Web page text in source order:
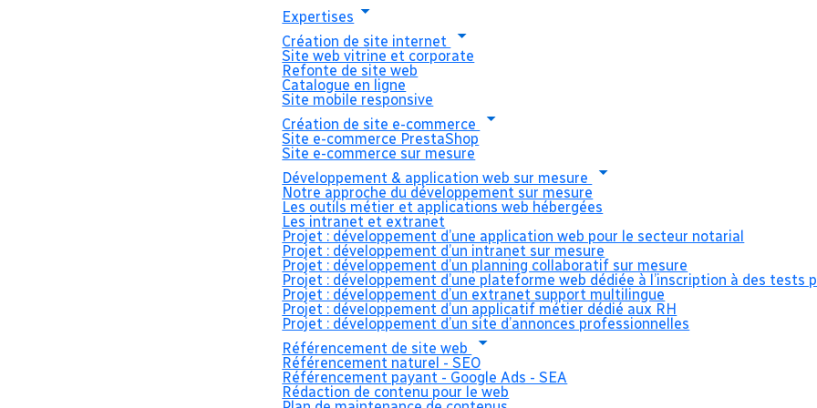
Expertises
Création de site internet
Site web vitrine et corporate
Refonte de site web
Catalogue en ligne
Site mobile responsive
Création de site e-commerce
Site e-commerce PrestaShop
Site e-commerce sur mesure
Développement & application web sur mesure
Notre approche du développement sur mesure
Les outils métier et applications web hébergées
Les intranet et extranet
Projet : développement d’une application web pour le secteur notarial
Projet : développement d’un intranet sur mesure
Projet : développement d’un planning collaboratif sur mesure
Projet : développement d’une plateforme web dédiée à l’inscription à des tests
Projet : développement d’un extranet support multilingue
Projet : développement d’un applicatif métier dédié aux RH
Projet : développement d’un site d’annonces professionnelles
Référencement de site web
Référencement naturel - SEO
Référencement payant - Google Ads - SEA
Rédaction de contenu pour le web
Création de site web
pour Allez et Cie
Création de site web BtoB pour Allez et Cie